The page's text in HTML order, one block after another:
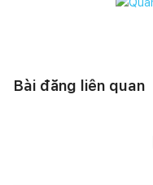
Bài đăng liên quan